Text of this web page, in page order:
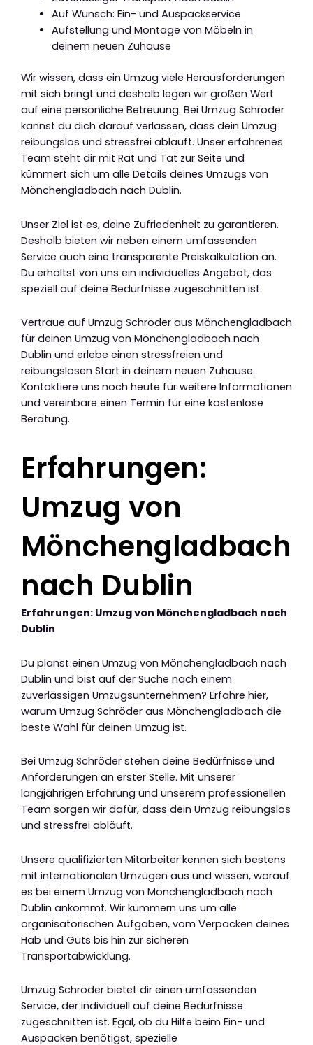
Auf Wunsch: Ein- und Auspackservice
Aufstellung und Montage von Möbeln in
deinem neuen Zuhause
Wir wissen, dass ein Umzug viele Herausforderungen
mit sich bringt und deshalb legen wir großen Wert
auf eine persönliche Betreuung. Bei Umzug Schröder
kannst du dich darauf verlassen, dass dein Umzug
reibungslos und stressfrei abläuft. Unser erfahrenes
Team steht dir mit Rat und Tat zur Seite und
kümmert sich um alle Details deines Umzugs von
Mönchengladbach nach Dublin.
Unser Ziel ist es, deine Zufriedenheit zu garantieren.
Deshalb bieten wir neben einem umfassenden
Service auch eine transparente Preiskalkulation an.
Du erhältst von uns ein individuelles Angebot, das
speziell auf deine Bedürfnisse zugeschnitten ist.
Vertraue auf Umzug Schröder aus Mönchengladbach
für deinen Umzug von Mönchengladbach nach
Dublin und erlebe einen stressfreien und
reibungslosen Start in deinem neuen Zuhause.
Kontaktiere uns noch heute für weitere Informationen
und vereinbare einen Termin für eine kostenlose
Beratung.
Erfahrungen:
Umzug von
Mönchengladbach
nach Dublin
Erfahrungen: Umzug von Mönchengladbach nach
Dublin
Du planst einen Umzug von Mönchengladbach nach
Dublin und bist auf der Suche nach einem
zuverlässigen Umzugsunternehmen? Erfahre hier,
warum Umzug Schröder aus Mönchengladbach die
beste Wahl für deinen Umzug ist.
Bei Umzug Schröder stehen deine Bedürfnisse und
Anforderungen an erster Stelle. Mit unserer
langjährigen Erfahrung und unserem professionellen
Team sorgen wir dafür, dass dein Umzug reibungslos
und stressfrei abläuft.
Unsere qualifizierten Mitarbeiter kennen sich bestens
mit internationalen Umzügen aus und wissen, worauf
es bei einem Umzug von Mönchengladbach nach
Dublin ankommt. Wir kümmern uns um alle
organisatorischen Aufgaben, vom Verpacken deines
Hab und Guts bis hin zur sicheren
Transportabwicklung.
Umzug Schröder bietet dir einen umfassenden
Service, der individuell auf deine Bedürfnisse
zugeschnitten ist. Egal, ob du Hilfe beim Ein- und
Auspacken benötigst, spezielle